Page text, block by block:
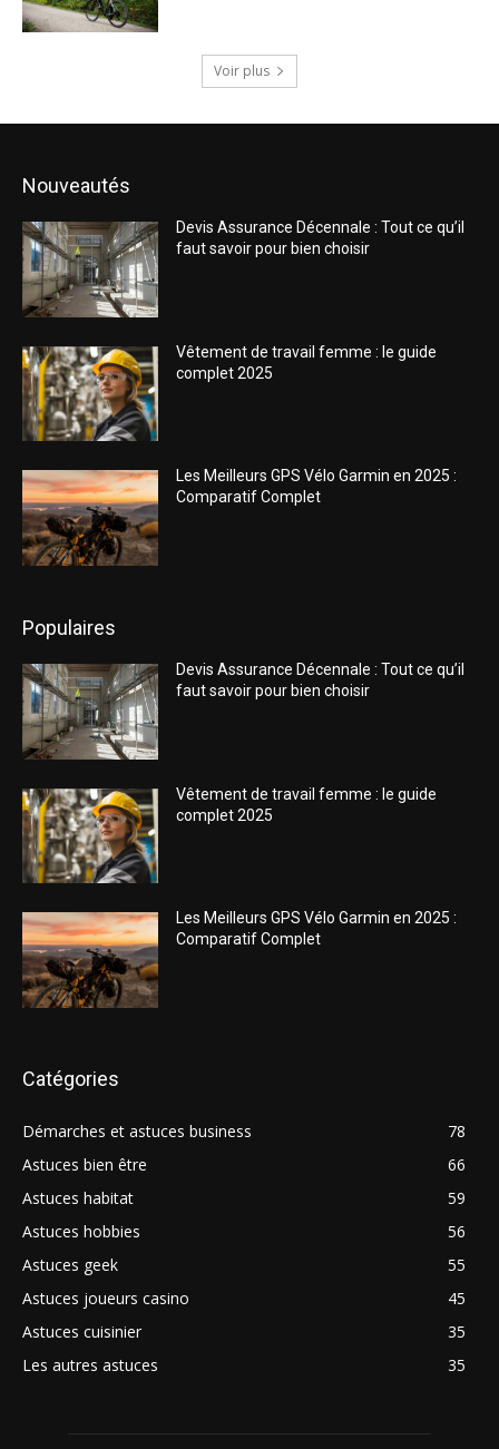
Voir plus
Nouveautés
Devis Assurance Décennale : Tout ce qu’il
faut savoir pour bien choisir
Vêtement de travail femme : le guide
complet 2025
Les Meilleurs GPS Vélo Garmin en 2025 :
Comparatif Complet
Populaires
Devis Assurance Décennale : Tout ce qu’il
faut savoir pour bien choisir
Vêtement de travail femme : le guide
complet 2025
Les Meilleurs GPS Vélo Garmin en 2025 :
Comparatif Complet
Catégories
Démarches et astuces business
78
Astuces bien être
66
Astuces habitat
59
Astuces hobbies
56
Astuces geek
55
Astuces joueurs casino
45
Astuces cuisinier
35
Les autres astuces
35